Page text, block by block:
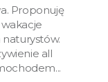
Proponuję
naturystów.
all